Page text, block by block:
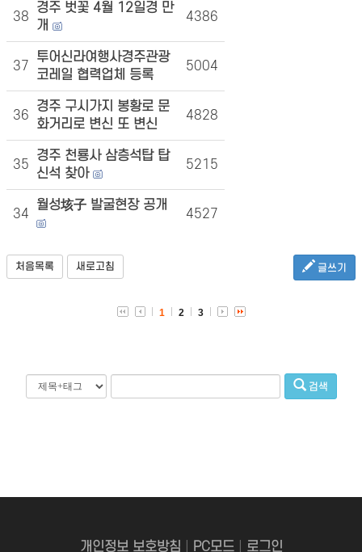
38
경주 벗꽃 4월 12일경 만
개
4386
37
투어신라여행사경주관광
코레일 협력업체 등록
5004
36
경주 구시가지 봉황로 문
화거리로 변신 또 변신
4828
35
경주 천룡사 삼층석탑 탑
신석 찾아
5215
34
월성垓子 발굴현장 공개
4527
처음목록 새로고침 글쓰기
1 2 3
검색
개인정보 보호방침 PC모드| 로그인